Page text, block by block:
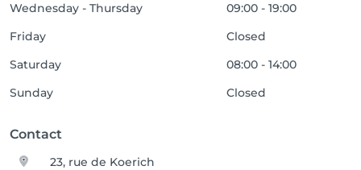
Wednesday - Thursday
09:00 - 19:00
Friday
Closed
Saturday
08:00 - 14:00
Sunday
Closed
Contact
23, rue de Koerich